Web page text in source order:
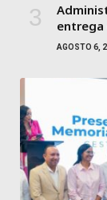
entrega
AGOSTO 6,